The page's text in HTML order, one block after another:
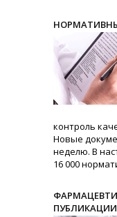
контроль
Новые
неделю. В
16 000